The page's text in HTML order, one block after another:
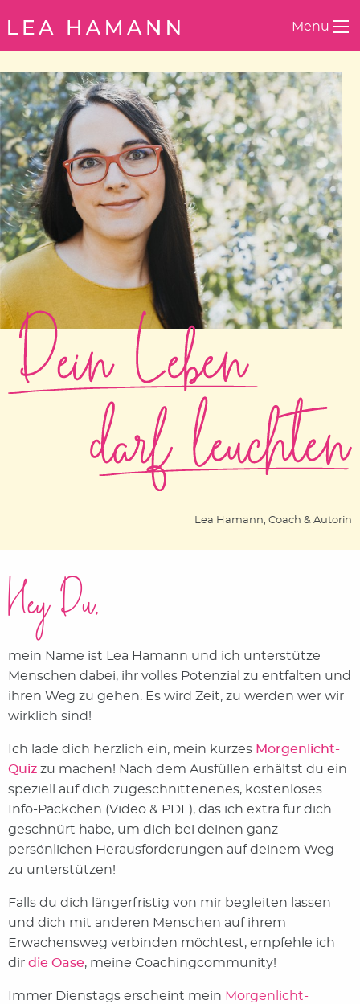
Menu
Lea Hamann, Coach & Autorin
Hey Du,
mein Name ist Lea Hamann und ich unterstütze
Menschen dabei, ihr volles Potenzial zu entfalten und
ihren Weg zu gehen. Es wird Zeit, zu werden wer wir
wirklich sind!
Ich lade dich herzlich ein, mein kurzes Morgenlicht-
Quiz zu machen! Nach dem Ausfüllen erhältst du ein
speziell auf dich zugeschnittenenes, kostenloses
Info-Päckchen (Video & PDF), das ich extra für dich
geschnürt habe, um dich bei deinen ganz
persönlichen Herausforderungen auf deinem Weg
zu unterstützen!
Falls du dich längerfristig von mir begleiten lassen
und dich mit anderen Menschen auf ihrem
Erwachensweg verbinden möchtest, empfehle ich
dir die Oase, meine Coachingcommunity!
Immer Dienstags erscheint mein Morgenlicht-